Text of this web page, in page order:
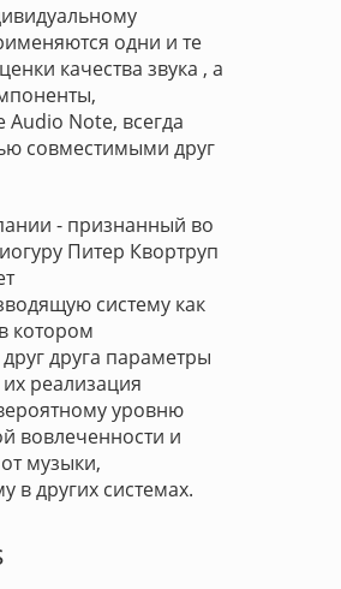
одни и те
качества звука , а
Note, всегда
совместимыми друг
- признанный во
Питер Квортруп
систему как
котором
друга параметры
реализация
уровню
вовлеченности и
музыки,
в других системах.